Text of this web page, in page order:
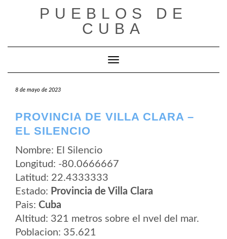
PUEBLOS DE
CUBA
Cambiar modo de navegación
8 de mayo de 2023
PROVINCIA DE VILLA CLARA –
EL SILENCIO
Nombre: El Silencio
Longitud: -80.0666667
Latitud: 22.4333333
Estado: Provincia de Villa Clara
Pais: Cuba
Altitud: 321 metros sobre el nvel del mar.
Poblacion: 35.621